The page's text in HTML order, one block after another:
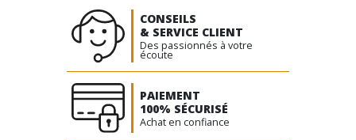
CONSEILS
& SERVICE CLIENT
Des passionnés à votre
écoute
PAIEMENT
100% SÉCURISÉ
Achat en confiance